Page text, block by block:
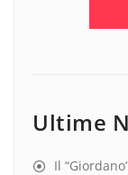
Ultime
Il